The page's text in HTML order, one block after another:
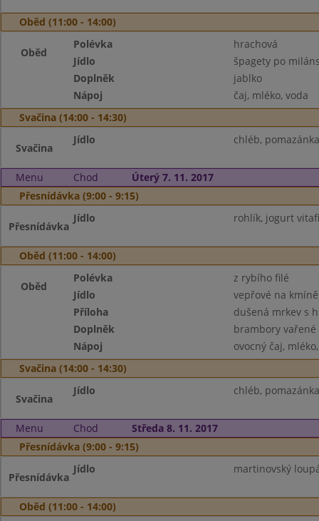
Oběd (11:00 - 14:00)
Oběd
Polévka
hrachová
Jídlo
špagety po
Doplněk
jablko
Nápoj
čaj, mléko, voda
Svačina (14:00 - 14:30)
Svačina
Jídlo chléb,
Menu Chod
Úterý 7. 11. 2017
Přesnídávka (9:00 - 9:15)
Přesnídávka
Jídlo rohlík, jogurt
Oběd (11:00 - 14:00)
Oběd
Polévka
z rybího filé
Jídlo
vepřové na kmíně
Příloha
dušená mrkev s
Doplněk
brambory vařené
Nápoj
ovocný čaj,
Svačina (14:00 - 14:30)
Svačina
Jídlo chléb,
Menu Chod
Středa 8. 11. 2017
Přesnídávka (9:00 - 9:15)
Přesnídávka
Jídlo martinovský
Oběd (11:00 - 14:00)